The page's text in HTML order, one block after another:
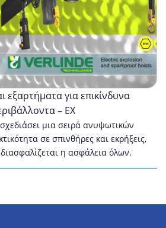
εξαρτήματα για επικίνδυνα
– ΕΧ
σχεδιάσει μια σειρά ανυψωτικών
σε σπινθήρες και εκρήξεις,
η ασφάλεια όλων.